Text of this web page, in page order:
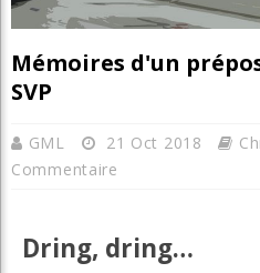
Mémoires d'un
SVP
GML 21 Oct 2018
Commentaire
Dring, dring…